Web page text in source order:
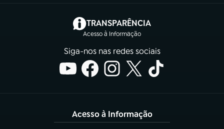
TRANSPARÊNCIA
Acesso à Informação
(abre em nova aba)
Siga-nos nas redes sociais
Acesso à Informação